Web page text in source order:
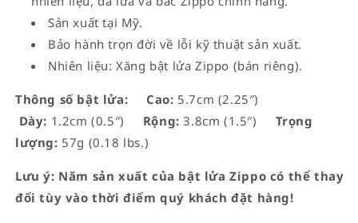
Sản xuất tại Mỹ.
Bảo hành trọn đời về lỗi kỹ thuật sản xuất.
Nhiên liệu: Xăng bật lửa Zippo (bán riêng).
Thông số bật lửa: Cao: 5.7cm (2.25″)
Dày: 1.2cm (0.5″) Rộng: 3.8cm (1.5″)
Trọng
lượng: 57g (0.18 lbs.)
Lưu ý: Năm sản xuất của bật lửa Zippo có thể thay
đổi tùy vào thời điểm quý khách đặt hàng!